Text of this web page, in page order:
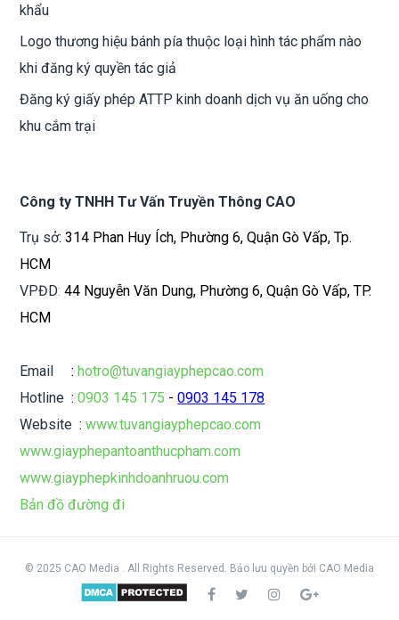
khẩu
Logo thương hiệu bánh pía thuộc loại hình tác phẩm nào
khi đăng ký quyền tác giả
Đăng ký giấy phép ATTP kinh doanh dịch vụ ăn uống cho
khu cắm trại
Công ty TNHH Tư Vấn Truyền Thông CAO
Trụ sở: 314 Phan Huy Ích, Phường 6, Quận Gò Vấp, Tp.
HCM
VPĐD:44 Nguyễn Văn Dung, Phường 6, Quận Gò Vấp, TP.
HCM
Email: hotro@tuvangiayphepcao.com
Hotline:0903 145 175 -0903 145 178
Website:www.tuvangiayphepcao.com
www.giayphepantoanthucpham.com
www.giayphepkinhdoanhruou.com
Bản đồ đường đi
© 2025 CAO Media . All Rights Reserved. Bảo lưu quyền bởi CAO Media